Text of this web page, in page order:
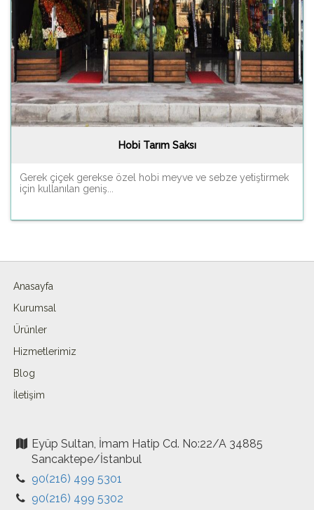
Hobi Tarım Saksı
Gerek çiçek gerekse özel hobi meyve ve sebze yetiştirmek
için kullanılan geniş...
Anasayfa
Kurumsal
Ürünler
Hizmetlerimiz
Blog
İletişim
Eyüp Sultan, İmam Hatip Cd. No:22/A 34885
Sancaktepe/İstanbul
90(216) 499 5301
90(216) 499 5302